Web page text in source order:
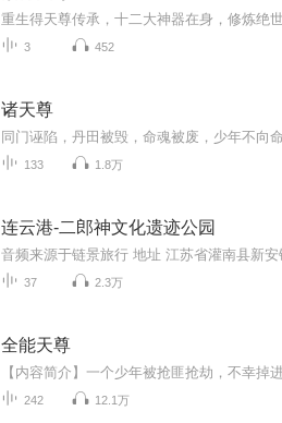
3 452
诸天尊
133 1.8万
连云港-二郎神文化遗迹公园
37 2.3万
全能天尊
242 12.1万